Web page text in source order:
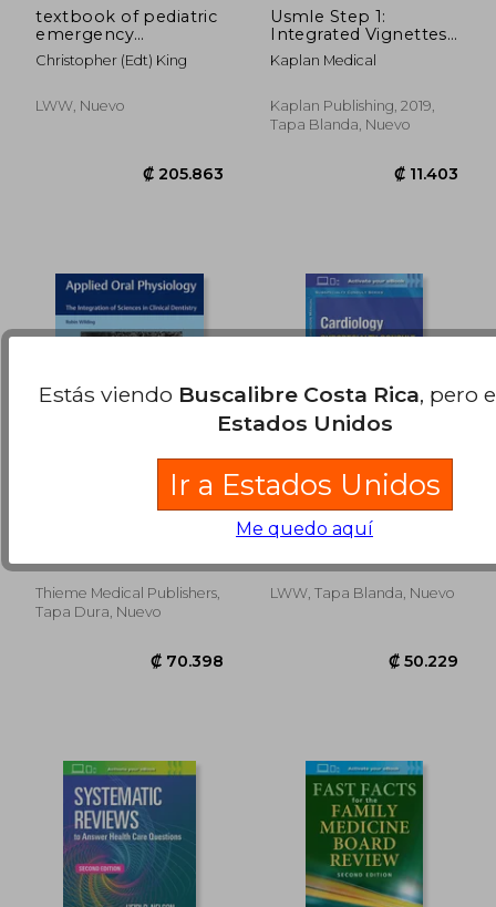
₡ 62.927
textbook of pediatric
emergency
procedures
Christopher (edt) King
LWW, Nuevo
Usmle Step 1:
Integrated Vignettes:
Must-Know, High-
Yield Review (Usmle
Kaplan Medical
Kaplan Publishing, 2019,
Tapa Blanda, Nuevo
Dentistry (en Inglés)
Thieme Medical Publishers,
Tapa Dura, Nuevo
Manual Cardiology
Subspecialty Consult
Mustafa ; Williams,
Dominique
LWW, Tapa Blanda, Nuevo
Estás viendo Buscalibre Costa Rica, pero
Estados Unidos
Ir a Estados Unidos
Me quedo aquí